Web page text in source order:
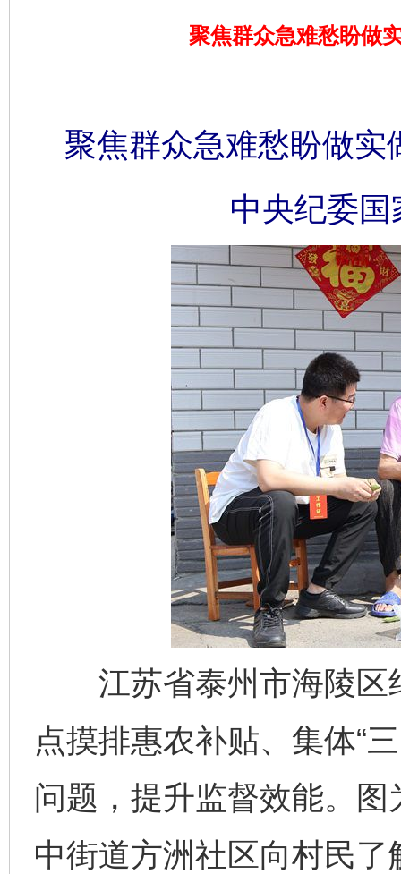
聚焦群众急难愁盼做
聚焦群众急难愁盼做
中央纪委
江苏省泰州市海陵区
点摸排惠农补贴、集体“
问题，提升监督效能。
中街道方洲社区向村民